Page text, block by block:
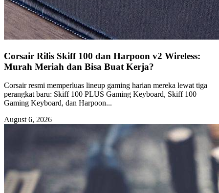
Corsair Rilis Skiff 100 dan Harpoon v2 Wireless:
Murah Meriah dan Bisa Buat Kerja?
Corsair resmi memperluas lineup gaming harian mereka lewat tiga
perangkat baru: Skiff 100 PLUS Gaming Keyboard, Skiff 100
Gaming Keyboard, dan Harpoon...
August 6, 2026